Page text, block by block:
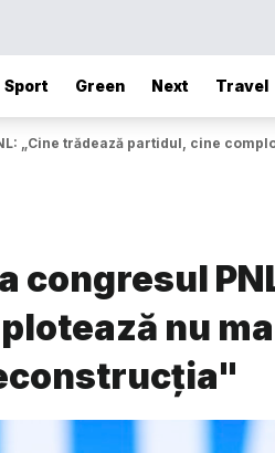
Sport Green Next Travel
„Cine trădează partidul, cine
congresul
nu